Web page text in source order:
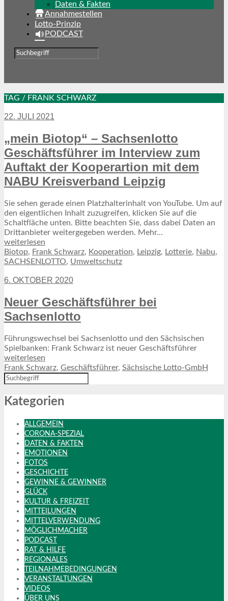
Daten & Fakten
Annahmestellen
Lotto-Prinzip
PODCAST
TAG / FRANK SCHWARZ
22. JULI 2021
„mein Biotop“ – Sachsenlotto
Geschäftsführer im Interview zum
Auftakt der Kooperartion mit dem
NABU Kreisverband Leipzig
Sie sehen gerade einen Platzhalterinhalt von YouTube. Um auf
den eigentlichen Inhalt zuzugreifen, klicken Sie auf die
Schaltfläche unten. Bitte beachten Sie, dass dabei Daten an
Drittanbieter weitergegeben werden. Mehr...
weiterlesen
Biotop, Frank Schwarz, Kooperation, Leipzig, Lotterie, Nabu,
SACHSENLOTTO, Umweltschutz
6. OKTOBER 2020
Neuer Geschäftsführer bei
Sachsenlotto
Führungswechsel bei Sachsenlotto und den Sächsischen
Spielbanken: Frank Schwarz ist neuer Geschäftsführer
weiterlesen
Frank Schwarz, Geschäftsführer, Sächsische Lotto-GmbH
Kategorien
ALLGEMEIN
CORONA-SPEZIAL
DATEN & FAKTEN
EMOTIONEN
FOTOS
GESCHICHTE
GEWINNE & GEWINNER
GLÜCK
KULTUR & FREIZEIT
MITTEILUNGEN
MITTELVERWENDUNG
MÖGLICHMACHER
PODCAST
RAT & HILFE
REGIONALES
TEILNAHMEBEDINGUNGEN
VERANSTALTUNGEN
VIDEOS
ÜBER UNS